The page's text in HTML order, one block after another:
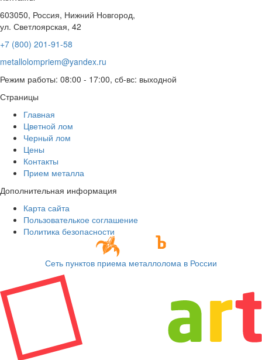
603050, Россия, Нижний Новгород,
ул. Светлоярская, 42
+7 (800) 201-91-58
metallolompriem@yandex.ru
Режим работы: 08:00 - 17:00, сб-вс: выходной
Страницы
Главная
Цветной лом
Черный лом
Цены
Контакты
Прием металла
Дополнительная информация
Карта сайта
Пользователькое соглашение
Политика безопасности
Сеть пунктов приема металлолома в России